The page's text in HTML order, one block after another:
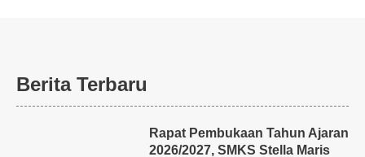
Berita Terbaru
Rapat Pembukaan Tahun Ajaran
2026/2027, SMKS Stella Maris